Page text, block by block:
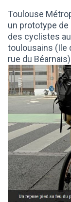
Toulouse
un prototype
des cyclistes
toulousains (Ile
rue du